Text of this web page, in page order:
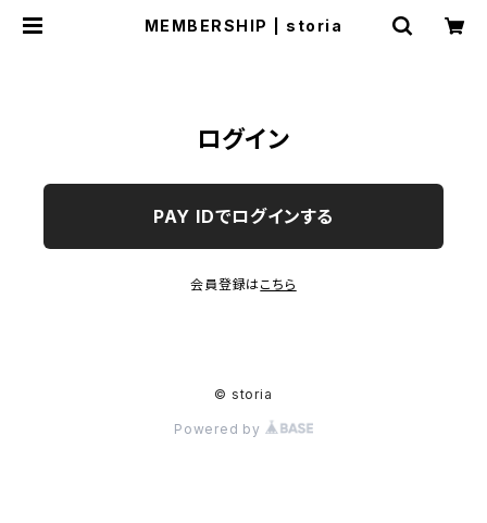
MEMBERSHIP | storia
ログイン
PAY IDでログインする
会員登録はこちら
© storia
Powered by